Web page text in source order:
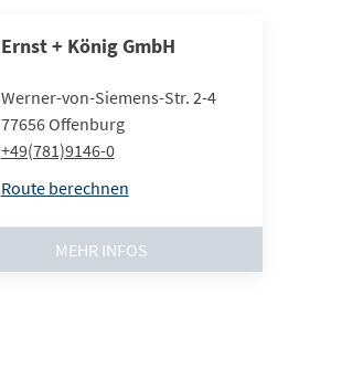
Ernst + König GmbH
Werner-von-Siemens-Str. 2-4
77656Offenburg
+49(781)9146-0
Route berechnen
MEHR INFOS